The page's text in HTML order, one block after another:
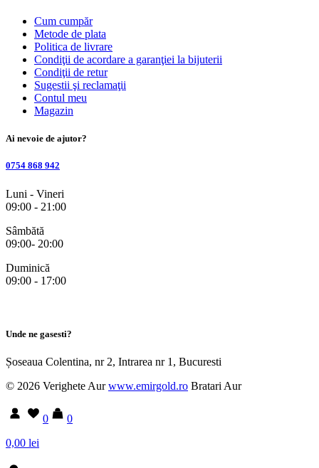
Cum cumpăr
Metode de plata
Politica de livrare
Condiţii de acordare a garanţiei la bijuterii
Condiţii de retur
Sugestii şi reclamaţii
Contul meu
Magazin
Ai nevoie de ajutor?
0754 868 942
Luni - Vineri
09:00 - 21:00
Sâmbătă
09:00- 20:00
Duminică
09:00 - 17:00
Unde ne gasesti?
Șoseaua Colentina, nr 2, Intrarea nr 1, Bucuresti
© 2026 Verighete Aurwww.emirgold.ro Bratari Aur
0
0
0,00 lei